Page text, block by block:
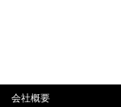
会社概要